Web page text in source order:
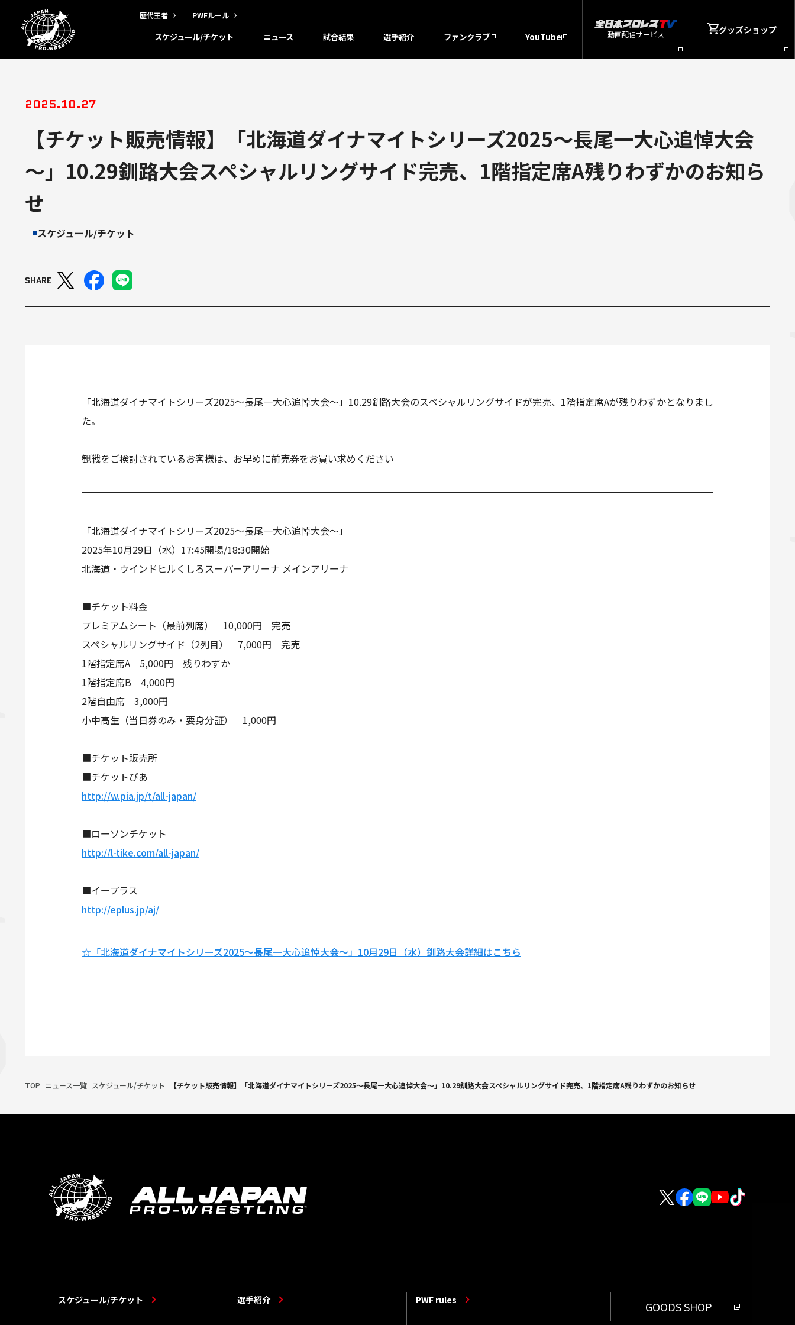
歴代王者 PWFルール
スケジュール/チケット ニュース 試合結果 選手紹介 ファンクラブ YouTube 動画配信サービス グッズショップ
2025.10.27
【チケット販売情報】「北海道ダイナマイトシリーズ2025～長尾一大心追悼大会
～」10.29釧路大会スペシャルリングサイド完売、1階指定席A残りわずかのお知ら
せ
スケジュール/チケット
SHARE
「北海道ダイナマイトシリーズ2025～長尾一大心追悼大会～」10.29釧路大会のスペシャルリングサイドが完売、1階指定席Aが残りわずかとなりまし
た。
観戦をご検討されているお客様は、お早めに前売券をお買い求めください
「北海道ダイナマイトシリーズ2025～長尾一大心追悼大会～」
2025年10月29日（水）17:45開場/18:30開始
北海道・ウインドヒルくしろスーパーアリーナ メインアリーナ
■チケット料金
プレミアムシート（最前列席） 10,000円 完売
スペシャルリングサイド（2列目） 7,000円 完売
1階指定席A 5,000円 残りわずか
1階指定席B 4,000円
2階自由席 3,000円
小中高生（当日券のみ・要身分証） 1,000円
■チケット販売所
■チケットぴあ
http://w.pia.jp/t/all-japan/
■ローソンチケット
http://l-tike.com/all-japan/
■イープラス
http://eplus.jp/aj/
☆「北海道ダイナマイトシリーズ2025～長尾一大心追悼大会～」10月29日（水）釧路大会詳細はこちら
TOP ニュース一覧 スケジュール/チケット 【チケット販売情報】「北海道ダイナマイトシリーズ2025～長尾一大心追悼大会～」10.29釧路大会スペシャルリングサイド完売、1階指定席A残りわずかのお知らせ
スケジュール/チケット 選手紹介 PWF rules GOODS SHOP